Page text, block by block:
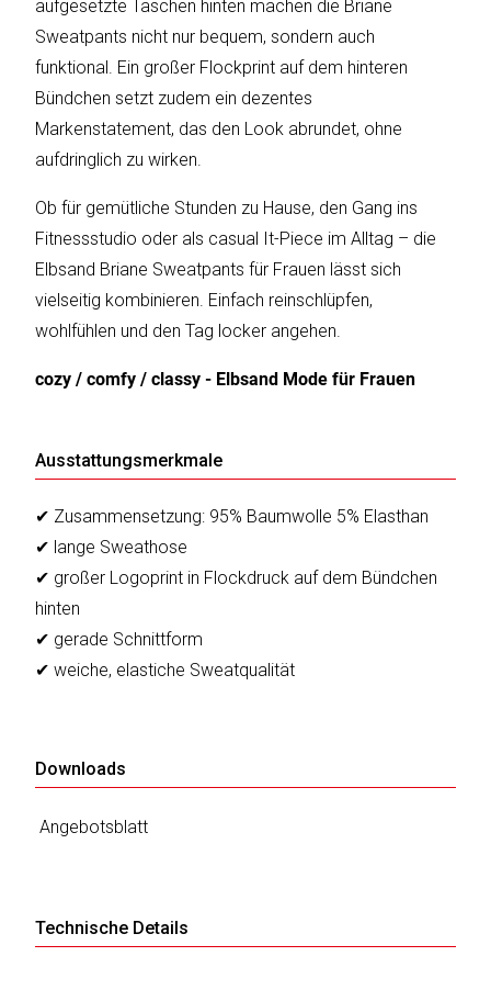
erstellen
erstellen
aufgesetzte Taschen hinten machen die Briane
Sweatpants nicht nur bequem, sondern auch
funktional. Ein großer Flockprint auf dem hinteren
Bündchen setzt zudem ein dezentes
Markenstatement, das den Look abrundet, ohne
aufdringlich zu wirken.
Ob für gemütliche Stunden zu Hause, den Gang ins
Fitnessstudio oder als casual It-Piece im Alltag – die
Elbsand Briane Sweatpants für Frauen lässt sich
vielseitig kombinieren. Einfach reinschlüpfen,
wohlfühlen und den Tag locker angehen.
cozy / comfy / classy - Elbsand Mode für Frauen
Ausstattungsmerkmale
✔ Zusammensetzung: 95% Baumwolle 5% Elasthan
✔ lange Sweathose
✔ großer Logoprint in Flockdruck auf dem Bündchen
hinten
✔ gerade Schnittform
✔ weiche, elastiche Sweatqualität
Downloads
Angebotsblatt
Technische Details